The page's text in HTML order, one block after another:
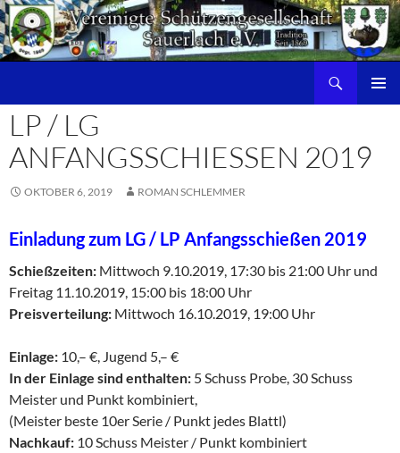
Zum
Inhalt
springen
LP / LG
ANFANGSSCHIESSEN 2019
OKTOBER 6, 2019 ROMAN SCHLEMMER
Einladung zum LG / LP Anfangsschießen 2019
Schießzeiten: Mittwoch 9.10.2019, 17:30 bis 21:00 Uhr und
Freitag 11.10.2019, 15:00 bis 18:00 Uhr
Preisverteilung: Mittwoch 16.10.2019, 19:00 Uhr
Einlage: 10,– €, Jugend 5,– €
In der Einlage sind enthalten: 5 Schuss Probe, 30 Schuss
Meister und Punkt kombiniert,
(Meister beste 10er Serie / Punkt jedes Blattl)
Nachkauf: 10 Schuss Meister / Punkt kombiniert